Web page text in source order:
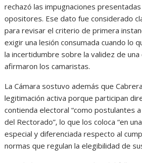
rechazó las impugnaciones
opositores. Ese dato fue considerado
para revisar el criterio de primera
exigir una lesión consumada cuando lo
la incertidumbre sobre la validez de una
afirmaron los camaristas.
La Cámara sostuvo además que
legitimación activa porque participan
contienda electoral “como postulantes
del Rectorado”, lo que los coloca “en
especial y diferenciada respecto al
normas que regulan la elegibilidad de